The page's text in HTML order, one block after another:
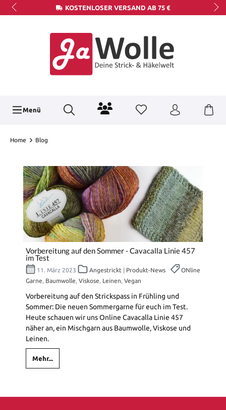
KOSTENLOSER VERSAND AB 75 €
Menü
Home Blog
Vorbereitung auf den Sommer - Cavacalla Linie 457
im Test
11. März 2023 Angestrickt| Produkt-News
ONline
Garne, Baumwolle, Viskose, Leinen, Vegan
Vorbereitung auf den Strickspass in Frühling und
Sommer: Die neuen Sommergarne für euch im Test.
Heute schauen wir uns Online Cavacalla Linie 457
näher an, ein Mischgarn aus Baumwolle, Viskose und
Leinen.
Mehr...